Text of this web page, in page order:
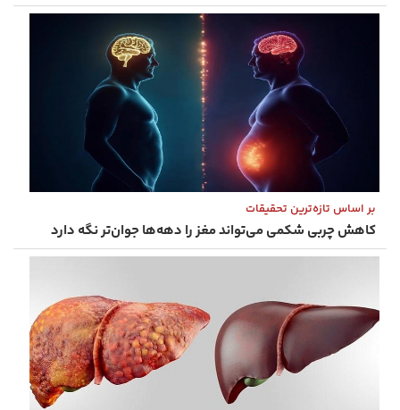
بر اساس تازه‌ترین تحقیقات
کاهش چربی شکمی می‌تواند مغز را دهه‌ها جوان‌تر نگه دارد